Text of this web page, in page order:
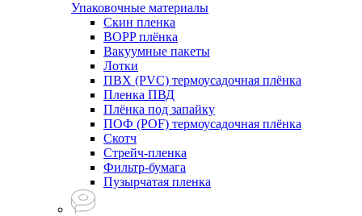
Упаковочные материалы
Скин пленка
BOPP плёнка
Вакуумные пакеты
Лотки
ПВХ (PVC) термоусадочная плёнка
Пленка ПВД
Плёнка под запайку
ПОФ (POF) термоусадочная плёнка
Скотч
Стрейч-пленка
Фильтр-бумага
Пузырчатая пленка